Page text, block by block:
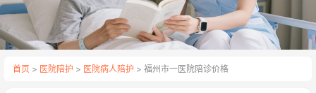
首页 > 医院陪护 > 医院病人陪护 > 福州市一医院陪诊价格